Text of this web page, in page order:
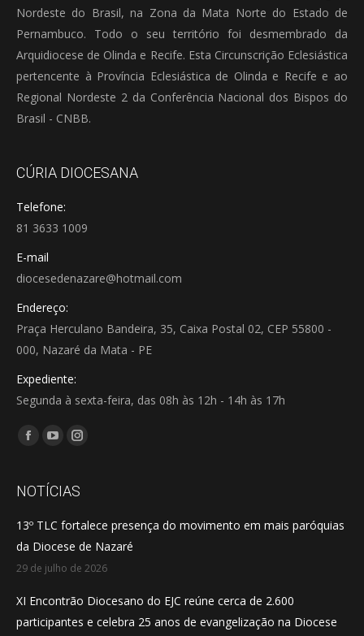
Nordeste do Brasil, na Zona da Mata Norte do Estado de
Pernambuco. Todo o seu território foi desmembrado da
Arquidiocese de Olinda e Recife. Esta Circunscrição Eclesiástica
pertencente à Província Eclesiástica de Olinda e Recife e ao
Regional Nordeste 2 da Conferência Nacional dos Bispos do
Brasil - CNBB.
CÚRIA DIOCESANA
Telefone:
81 3633 1009
E-mail
diocesedenazare@hotmail.com
Endereço:
Praça Herculano Bandeira, 35, Caixa Postal 02, CEP 55800 -
000, Nazaré da Mata - PE
Expediente:
Segunda à sexta-feira, das 08h às 12h - 14h às 17h
Encontre-nos em:
Facebook
opens
new
window
YouTube
opens
new
window
Instagram
opens
new
window
NOTÍCIAS
13º TLC fortalece presença do movimento em mais paróquias
da Diocese de Nazaré
29 de julho de 2026
XI Encontrão Diocesano do EJC reúne cerca de 2.600
participantes e celebra 25 anos de evangelização na Diocese